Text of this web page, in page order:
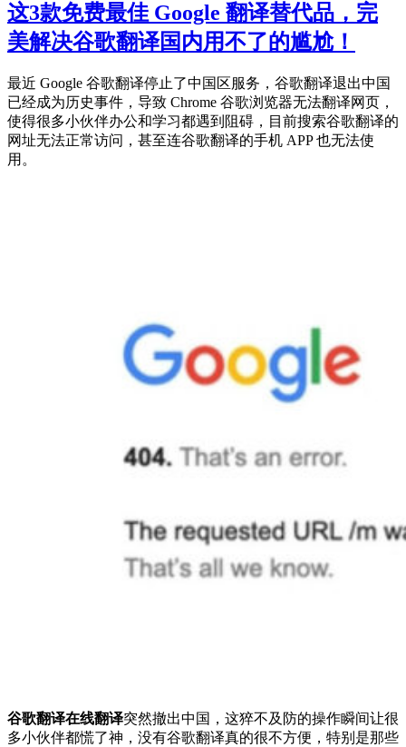
这3款免费最佳 Google 翻译替代品，完
美解决谷歌翻译国内用不了的尴尬！
最近 Google 谷歌翻译停止了中国区服务，谷歌翻译退出中国
已经成为历史事件，导致 Chrome 谷歌浏览器无法翻译网页，
使得很多小伙伴办公和学习都遇到阻碍，目前搜索谷歌翻译的
网址无法正常访问，甚至连谷歌翻译的手机 APP 也无法使
用。
谷歌翻译在线翻译突然撤出中国，这猝不及防的操作瞬间让很
多小伙伴都慌了神，没有谷歌翻译真的很不方便，特别是那些